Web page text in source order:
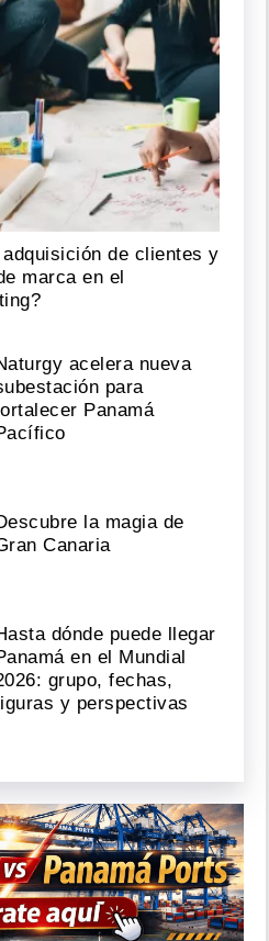
de clientes y
marca en el
acelera nueva
para
Panamá
la magia de
Canaria
dónde puede llegar
en el Mundial
grupo, fechas,
y perspectivas